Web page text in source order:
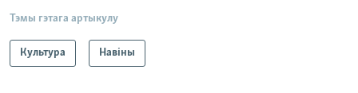
Тэмы гэтага артыкулу
Культура Навіны